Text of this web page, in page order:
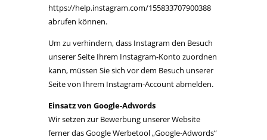
https://help.instagram.com/155833707900388
abrufen können.
Um zu verhindern, dass Instagram den Besuch
unserer Seite Ihrem Instagram-Konto zuordnen
kann, müssen Sie sich vor dem Besuch unserer
Seite von Ihrem Instagram-Account abmelden.
Einsatz von Google-Adwords
Wir setzen zur Bewerbung unserer Website
ferner das Google Werbetool „Google-Adwords“